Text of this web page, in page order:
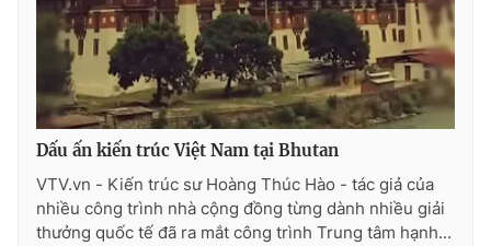
® Cấm sao chép dưới mọi hình thức nếu không có sự chấp
thuận bằng văn bản. Ghi rõ nguồn VTV.vn khi phát hành lại
thông tin từ website này.
Dấu ấn kiến trúc Việt Nam tại Bhutan
VTV.vn - Kiến trúc sư Hoàng Thúc Hào - tác giả của
nhiều công trình nhà cộng đồng từng dành nhiều giải
thưởng quốc tế đã ra mắt công trình Trung tâm hạnh...